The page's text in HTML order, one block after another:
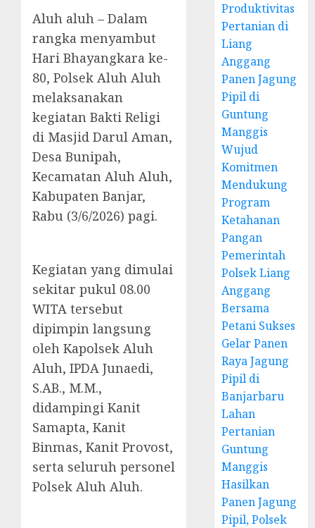
Aluh aluh – Dalam
rangka menyambut
Hari Bhayangkara ke-
80, Polsek Aluh Aluh
melaksanakan
kegiatan Bakti Religi
di Masjid Darul Aman,
Desa Bunipah,
Kecamatan Aluh Aluh,
Kabupaten Banjar,
Rabu (3/6/2026) pagi.
Kegiatan yang dimulai
sekitar pukul 08.00
WITA tersebut
dipimpin langsung
oleh Kapolsek Aluh
Aluh, IPDA Junaedi,
S.AB., M.M.,
didampingi Kanit
Samapta, Kanit
Binmas, Kanit Provost,
serta seluruh personel
Polsek Aluh Aluh.
Produktivitas
Pertanian di
Liang
Anggang
Panen Jagung
Pipil di
Guntung
Manggis
Wujud
Komitmen
Mendukung
Program
Ketahanan
Pangan
Pemerintah
Polsek Liang
Anggang
Bersama
Petani Sukses
Gelar Panen
Raya Jagung
Pipil di
Banjarbaru
Lahan
Pertanian
Guntung
Manggis
Hasilkan
Panen Jagung
Pipil, Polsek